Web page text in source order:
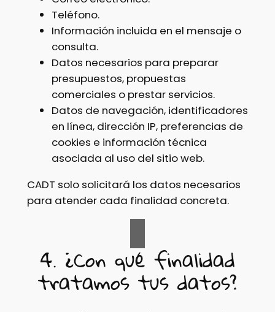
Teléfono.
Información incluida en el mensaje o
consulta.
Datos necesarios para preparar
presupuestos, propuestas
comerciales o prestar servicios.
Datos de navegación, identificadores
en línea, dirección IP, preferencias de
cookies e información técnica
asociada al uso del sitio web.
CADT solo solicitará los datos necesarios
para atender cada finalidad concreta.
4. ¿Con qué finalidad
tratamos tus datos?